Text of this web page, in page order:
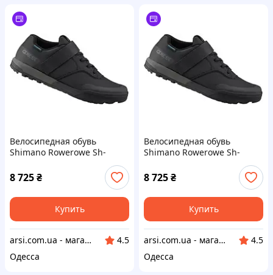
Велосипедная обувь
Shimano Rowerowe Sh-
8 725₴
Купить
arsi.com.ua - магазин техники
4.5
Одесса
Велосипедная обувь
Shimano Rowerowe Sh-
8 725₴
Купить
arsi.com.ua - магазин техники
4.5
Одесса